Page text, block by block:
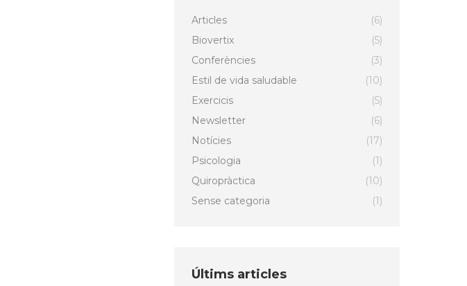
Articles
(6)
Biovertix
(5)
Conferències
(3)
Estil de vida saludable
(10)
Exercicis
(5)
Newsletter
(6)
Notícies
(17)
Psicologia
(1)
Quiropràctica
(10)
Sense categoria
(1)
Últims articles